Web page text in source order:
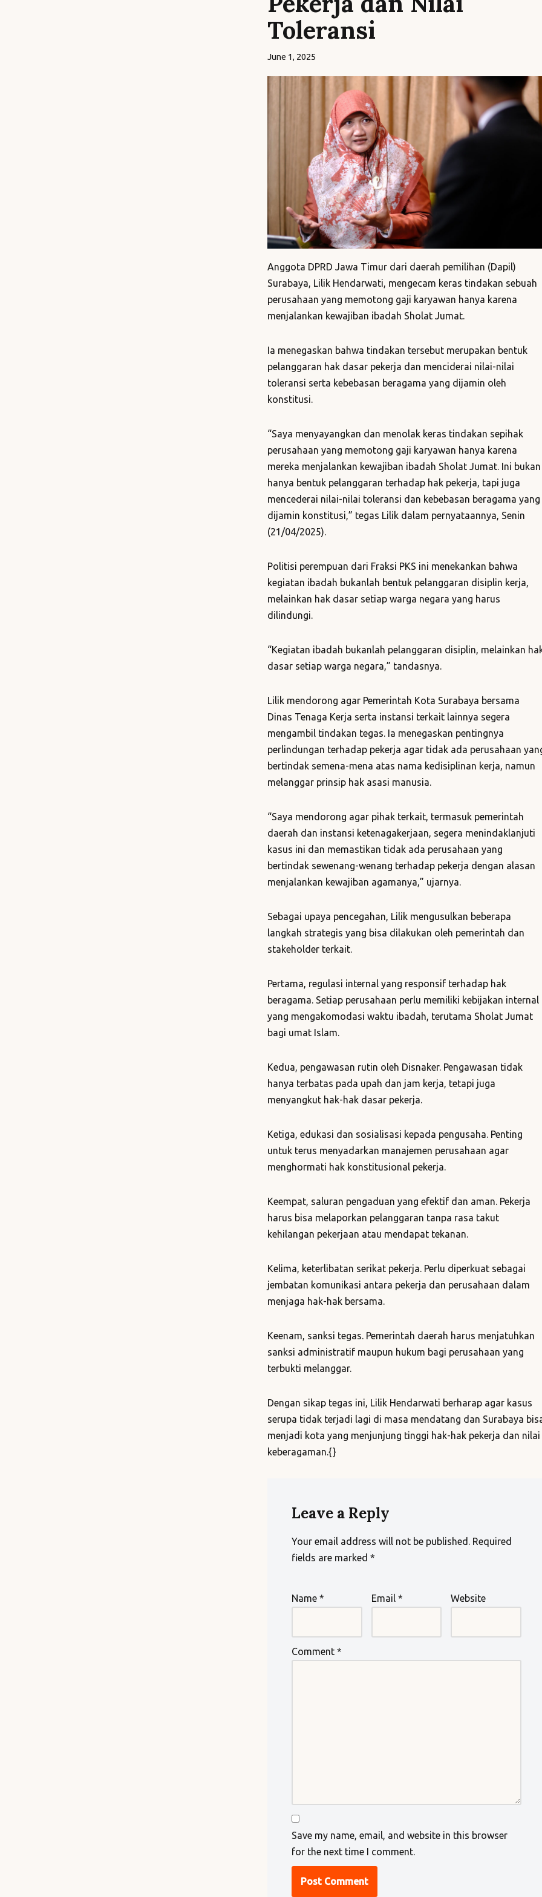
Toleransi
June 1, 2025
Anggota DPRD Jawa Timur dari daerah pemilihan (Dapil)
Surabaya, Lilik Hendarwati, mengecam keras tindakan sebuah
perusahaan yang memotong gaji karyawan hanya karena
menjalankan kewajiban ibadah Sholat Jumat.
Ia menegaskan bahwa tindakan tersebut merupakan bentuk
pelanggaran hak dasar pekerja dan menciderai nilai-nilai
toleransi serta kebebasan beragama yang dijamin oleh
konstitusi.
“Saya menyayangkan dan menolak keras tindakan sepihak
perusahaan yang memotong gaji karyawan hanya karena
mereka menjalankan kewajiban ibadah Sholat Jumat. Ini bukan
hanya bentuk pelanggaran terhadap hak pekerja, tapi juga
mencederai nilai-nilai toleransi dan kebebasan beragama yang
dijamin konstitusi,” tegas Lilik dalam pernyataannya, Senin
(21/04/2025).
Politisi perempuan dari Fraksi PKS ini menekankan bahwa
kegiatan ibadah bukanlah bentuk pelanggaran disiplin kerja,
melainkan hak dasar setiap warga negara yang harus
dilindungi.
“Kegiatan ibadah bukanlah pelanggaran disiplin, melainkan
dasar setiap warga negara,” tandasnya.
Lilik mendorong agar Pemerintah Kota Surabaya bersama
Dinas Tenaga Kerja serta instansi terkait lainnya segera
mengambil tindakan tegas. Ia menegaskan pentingnya
perlindungan terhadap pekerja agar tidak ada perusahaan
bertindak semena-mena atas nama kedisiplinan kerja, namun
melanggar prinsip hak asasi manusia.
“Saya mendorong agar pihak terkait, termasuk pemerintah
daerah dan instansi ketenagakerjaan, segera menindaklanjuti
kasus ini dan memastikan tidak ada perusahaan yang
bertindak sewenang-wenang terhadap pekerja dengan alasan
menjalankan kewajiban agamanya,” ujarnya.
Sebagai upaya pencegahan, Lilik mengusulkan beberapa
langkah strategis yang bisa dilakukan oleh pemerintah dan
stakeholder terkait.
Pertama, regulasi internal yang responsif terhadap hak
beragama. Setiap perusahaan perlu memiliki kebijakan internal
yang mengakomodasi waktu ibadah, terutama Sholat Jumat
bagi umat Islam.
Kedua, pengawasan rutin oleh Disnaker. Pengawasan tidak
hanya terbatas pada upah dan jam kerja, tetapi juga
menyangkut hak-hak dasar pekerja.
Ketiga, edukasi dan sosialisasi kepada pengusaha. Penting
untuk terus menyadarkan manajemen perusahaan agar
menghormati hak konstitusional pekerja.
Keempat, saluran pengaduan yang efektif dan aman. Pekerja
harus bisa melaporkan pelanggaran tanpa rasa takut
kehilangan pekerjaan atau mendapat tekanan.
Kelima, keterlibatan serikat pekerja. Perlu diperkuat sebagai
jembatan komunikasi antara pekerja dan perusahaan dalam
menjaga hak-hak bersama.
Keenam, sanksi tegas. Pemerintah daerah harus menjatuhkan
sanksi administratif maupun hukum bagi perusahaan yang
terbukti melanggar.
Dengan sikap tegas ini, Lilik Hendarwati berharap agar kasus
serupa tidak terjadi lagi di masa mendatang dan Surabaya
menjadi kota yang menjunjung tinggi hak-hak pekerja dan nilai
keberagaman.{}
Leave a Reply
Your email address will not be published. Required
fields are marked *
Name * Email * Website
Comment *
Save my name, email, and website in this browser
for the next time I comment.